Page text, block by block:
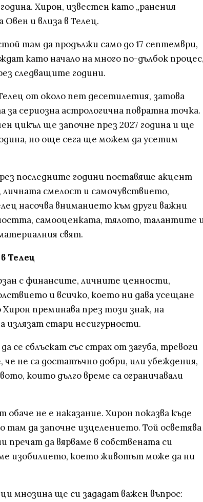
Хирон, известен като „ранения
Овен и влиза в Телец.
там да продължи само до 17 септември,
като начало на много по-дълбок процес,
следващите години.
от около пет десетилетия, затова
сериозна астрологична повратна точка.
цикъл ще започне през 2027 година и ще
но още сега ще можем да усетим
последните години поставяше акцент
смелост и самочувствието,
насочва вниманието към други важни
самооценката, тялото, талантите
свят.
Телец
с финансите, личните ценности,
и всичко, което ни дава усещане
преминава през този знак, на
излязат стари несигурности.
се сблъскат със страх от загуба, тревоги
че не са достатъчно добри, или убеждения,
които дълго време са ограничавали
не е наказание. Хирон показва къде
там да започне изцелението. Той осветява
пречат да вярваме в собствената си
изобилието, което животът може да ни
мнозина ще си зададат важен въпрос: